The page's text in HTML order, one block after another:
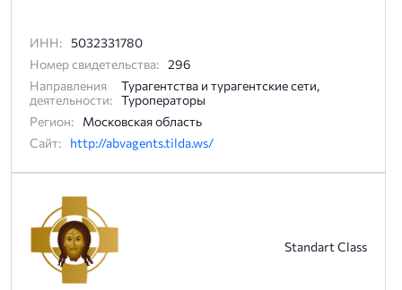
ИНН: 5032331780
Номер свидетельства: 296
Направления
деятельности:
Турагентства и турагентские сети,
Туроператоры
Регион:
Московская область
Сайт:
http://abvagents.tilda.ws/
Standart Class